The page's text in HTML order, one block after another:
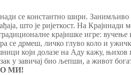
се константно шири. Занимљиво
што је ријеткост. На Крајинади
крајишке игре: вучење
се дрмеш, личко глуво коло и
који долазе на Аду кажу, њихов
у завичај био љепши, а живот
МИ!